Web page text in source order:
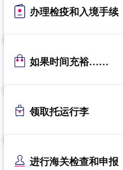
办理检疫和入境手续
如果时间充裕……
领取托运行李
进行海关检查和申报